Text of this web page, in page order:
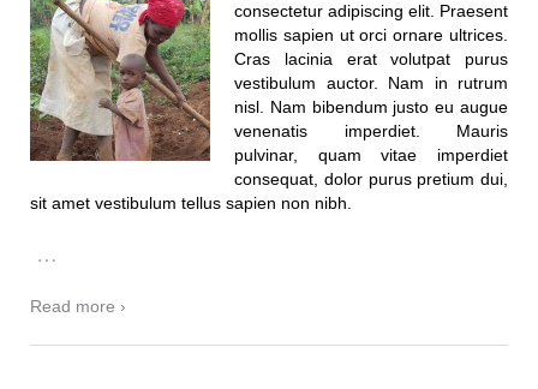
consectetur adipiscing elit. Praesent
mollis sapien ut orci ornare ultrices.
Cras lacinia erat volutpat purus
vestibulum auctor. Nam in rutrum
nisl. Nam bibendum justo eu augue
venenatis imperdiet. Mauris
pulvinar, quam vitae imperdiet
consequat, dolor purus pretium dui,
sit amet vestibulum tellus sapien non nibh.
…
Read more ›